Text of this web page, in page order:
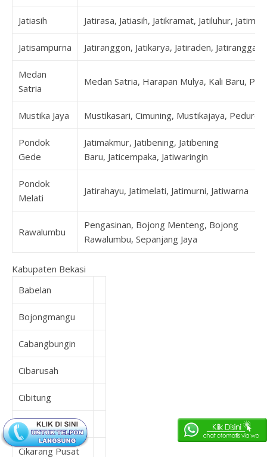
Jatiasih Jatirasa, Jatiasih, Jatikramat, Jatiluhur,
Jatisampurna Jatiranggon, Jatikarya, Jatiraden, Jatirangga,
Medan
Satria
Medan Satria, Harapan Mulya, Kali Baru,
Mustika Jaya Mustikasari, Cimuning, Mustikajaya,
Pondok
Gede
Jatimakmur, Jatibening, Jatibening
Baru, Jaticempaka, Jatiwaringin
Pondok
Melati
Jatirahayu, Jatimelati, Jatimurni, Jatiwarna
Rawalumbu
Pengasinan, Bojong Menteng, Bojong
Rawalumbu, Sepanjang Jaya
Kabupaten Bekasi
Babelan
Bojongmangu
Cabangbungin
Cibarusah
Cibitung
Cikarang Barat
Cikarang Pusat